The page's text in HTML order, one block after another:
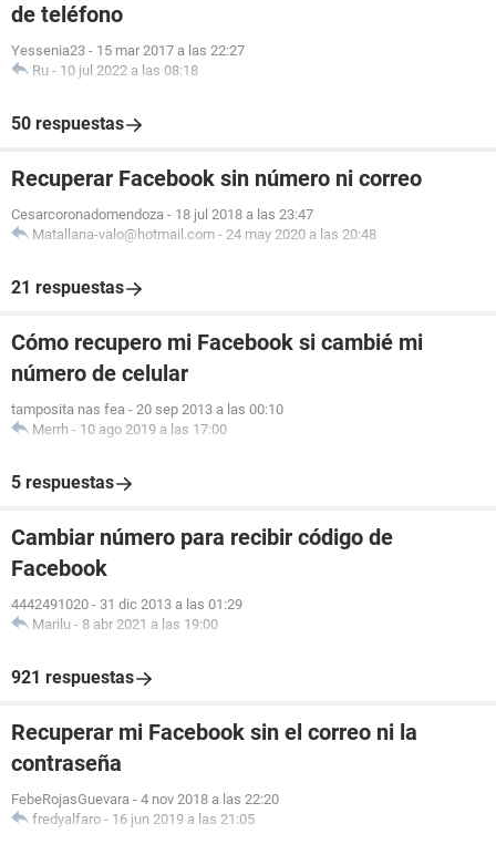
de teléfono
Yessenia23 - 15 mar 2017 a las 22:27
Ru - 10 jul 2022 a las 08:18
50 respuestas
Recuperar Facebook sin número ni correo
Cesarcoronadomendoza - 18 jul 2018 a las 23:47
Matallana-valo@hotmail.com - 24 may 2020 a las 20:48
21 respuestas
Cómo recupero mi Facebook si cambié mi
número de celular
tamposita nas fea - 20 sep 2013 a las 00:10
Merrh - 10 ago 2019 a las 17:00
5 respuestas
Cambiar número para recibir código de
Facebook
4442491020 - 31 dic 2013 a las 01:29
Marilu - 8 abr 2021 a las 19:00
921 respuestas
Recuperar mi Facebook sin el correo ni la
contraseña
FebeRojasGuevara - 4 nov 2018 a las 22:20
fredyalfaro - 16 jun 2019 a las 21:05